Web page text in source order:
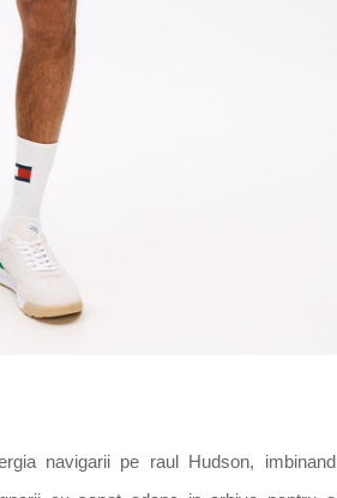
navigarii pe raul Hudson, imbinand